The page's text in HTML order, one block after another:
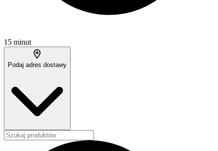
15 minut
Podaj adres dostawy